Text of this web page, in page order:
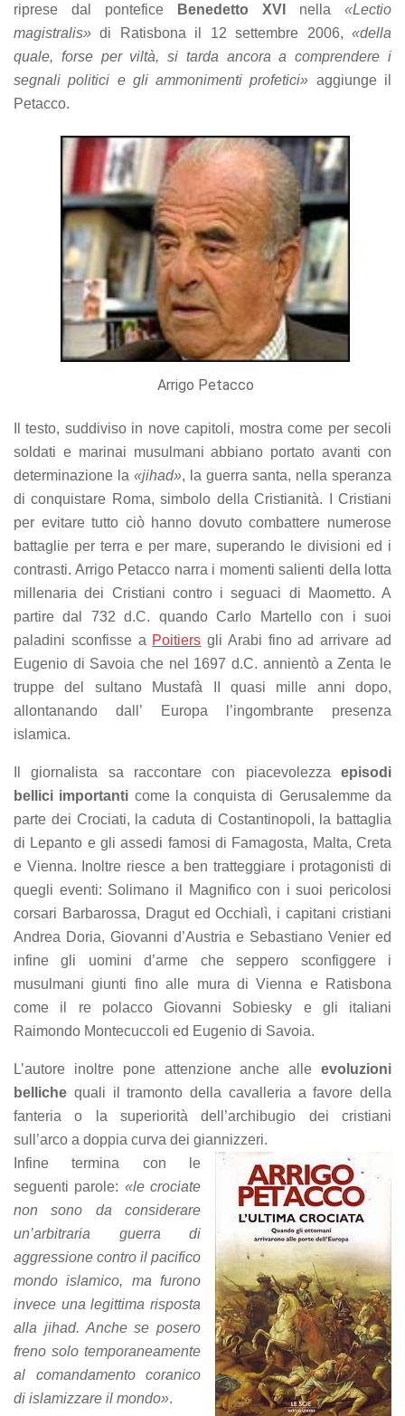
riprese dal pontefice
Benedetto XVI nella «Lectio
magistralis» di Ratisbona il 12 settembre 2006, «della
quale, forse per viltà, si tarda ancora a comprendere i
segnali politici e gli ammonimenti profetici» aggiunge il
Petacco.
Arrigo Petacco
Il testo, suddiviso in nove capitoli, mostra come per secoli
soldati e marinai musulmani abbiano portato avanti con
determinazione la «jihad», la guerra santa, nella speranza
di conquistare Roma, simbolo della Cristianità. I Cristiani
per evitare tutto ciò hanno dovuto combattere numerose
battaglie per terra e per mare, superando le divisioni ed i
contrasti. Arrigo Petacco narra i momenti salienti della lotta
millenaria dei Cristiani contro i seguaci di Maometto. A
partire dal 732 d.C. quando Carlo Martello con i suoi
paladini sconfisse a Poitiers gli Arabi fino ad arrivare ad
Eugenio di Savoia che nel 1697 d.C. annientò a Zenta le
truppe del sultano Mustafà II quasi mille anni dopo,
allontanando dall’ Europa l’ingombrante presenza
islamica.
Il giornalista sa raccontare con piacevolezza episodi
bellici importanti come la conquista di Gerusalemme da
parte dei Crociati, la caduta di Costantinopoli, la battaglia
di Lepanto e gli assedi famosi di Famagosta, Malta, Creta
e Vienna. Inoltre riesce a ben tratteggiare i protagonisti di
quegli eventi: Solimano il Magnifico con i suoi pericolosi
corsari Barbarossa, Dragut ed Occhialì, i capitani cristiani
Andrea Doria, Giovanni d’Austria e Sebastiano Venier ed
infine gli uomini d’arme che seppero sconfiggere i
musulmani giunti fino alle mura di Vienna e Ratisbona
come il re polacco Giovanni Sobiesky e gli italiani
Raimondo Montecuccoli ed Eugenio di Savoia.
L’autore inoltre pone attenzione anche alle evoluzioni
belliche quali il tramonto della cavalleria a favore della
fanteria o la superiorità dell’archibugio dei cristiani
sull’arco a doppia curva dei giannizzeri.
Infine termina con le
seguenti parole: «le crociate
non sono da considerare
un’arbitraria guerra di
aggressione contro il pacifico
mondo islamico, ma furono
invece una legittima risposta
alla jihad. Anche se posero
freno solo temporaneamente
al comandamento coranico
di islamizzare il mondo».